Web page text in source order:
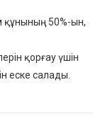
құнының 50%-ын,
қорғау үшін
еске салады.